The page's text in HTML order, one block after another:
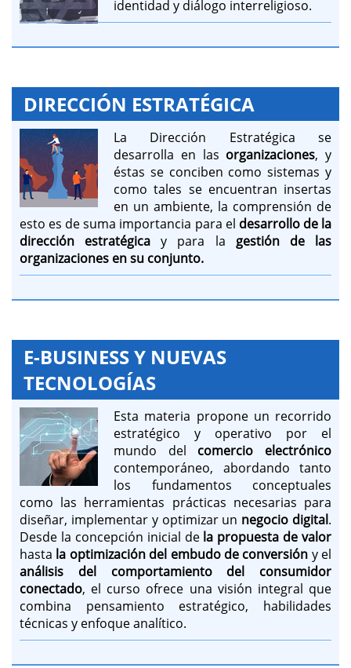
identidad y diálogo interreligioso.
DIRECCIÓN ESTRATÉGICA
La Dirección Estratégica se
desarrolla en las organizaciones, y
éstas se conciben como sistemas y
como tales se encuentran insertas
en un ambiente, la comprensión de
esto es de suma importancia para el desarrollo de la
dirección estratégica y para la gestión de las
organizaciones en su conjunto.
E-BUSINESS Y NUEVAS
TECNOLOGÍAS
Esta materia propone un recorrido
estratégico y operativo por el
mundo del comercio electrónico
contemporáneo, abordando tanto
los fundamentos conceptuales
como las herramientas prácticas necesarias para
diseñar, implementar y optimizar un negocio digital.
Desde la concepción inicial de la propuesta de valor
hasta la optimización del embudo de conversión y el
análisis del comportamiento del consumidor
conectado, el curso ofrece una visión integral que
combina pensamiento estratégico, habilidades
técnicas y enfoque analítico.